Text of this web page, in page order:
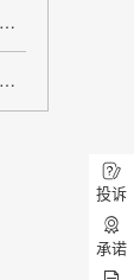
投诉
承诺